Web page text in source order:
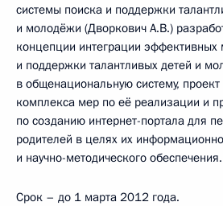
системы поиска и поддержки
и молодёжи (Дворкович A.B.)
концепции интеграции
и поддержки талантливых детей и
в общенациональную систему, проект
комплекса мер по её реализации и
по созданию интернет-портала для
родителей в целях их
и научно-методического обеспечения.
Срок – до 1 марта 2012 года.